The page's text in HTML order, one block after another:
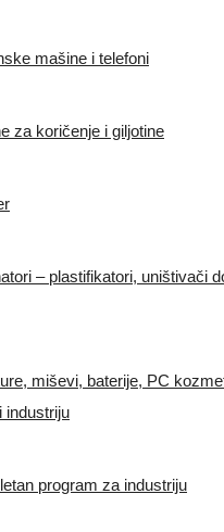
mašine i telefoni
za koričenje i giljotine
– plastifikatori, uništivači
miševi, baterije, PC
industriju
program za industriju